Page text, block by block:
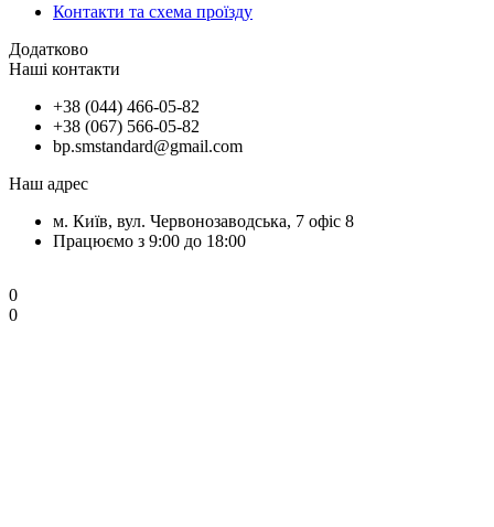
Контакти та схема проїзду
Додатково
Наші контакти
+38 (044) 466-05-82
+38 (067) 566-05-82
bp.smstandard@gmail.com
Наш адрес
м. Київ, вул. Червонозаводська, 7 офіс 8
Працюємо з 9:00 до 18:00
0
0